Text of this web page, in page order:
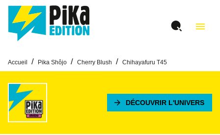
MENU RECHERCHE
PIED DE PAGE
menu
Accueil / Pika Shôjo / Cherry Blush / Chihayafuru T45
arrow_forward DÉCOUVRIR L'UNIVERS